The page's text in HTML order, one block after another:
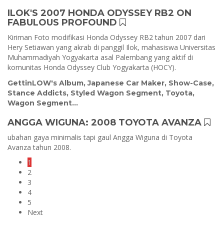
ILOK'S 2007 HONDA ODYSSEY RB2 ON
FABULOUS PROFOUND
Kiriman Foto modifikasi Honda Odyssey RB2 tahun 2007 dari
Hery Setiawan yang akrab di panggil Ilok, mahasiswa Universitas
Muhammadiyah Yogyakarta asal Palembang yang aktif di
komunitas Honda Odyssey Club Yogyakarta (HOCY).
GettinLOW's Album,Japanese Car Maker, Show-Case,
Stance Addicts, Styled Wagon Segment, Toyota,
Wagon Segment...
ANGGA WIGUNA: 2008 TOYOTA AVANZA
ubahan gaya minimalis tapi gaul Angga Wiguna di Toyota
Avanza tahun 2008.
1
2
3
4
5
Next